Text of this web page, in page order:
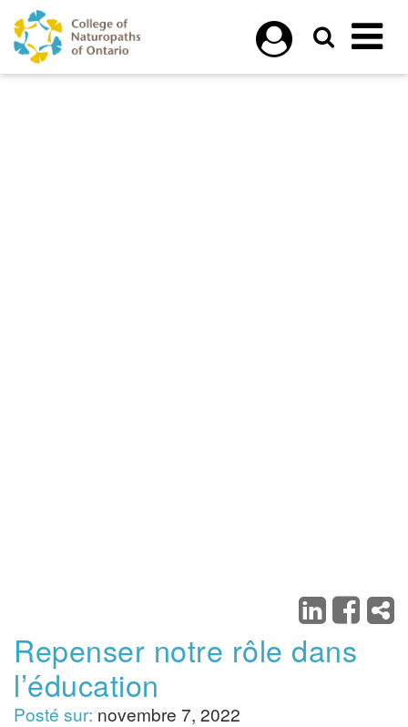
Repenser notre rôle dans
l’éducation
Posté sur: novembre 7, 2022